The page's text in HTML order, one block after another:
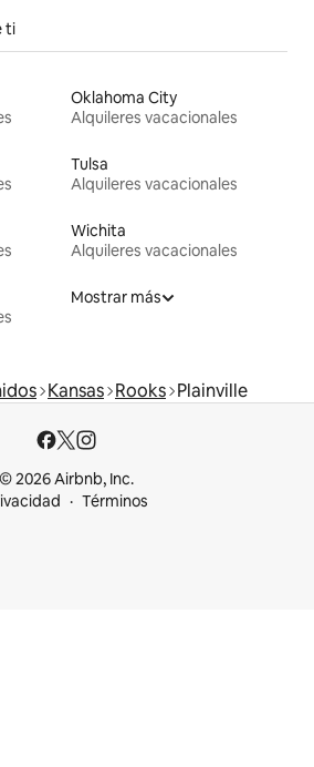
ti
Oklahoma City
Alquileres vacacionales
Tulsa
Alquileres vacacionales
Wichita
Alquileres vacacionales
Mostrar más
Kansas Rooks Plainville
© 2026 Airbnb, Inc.
Términos